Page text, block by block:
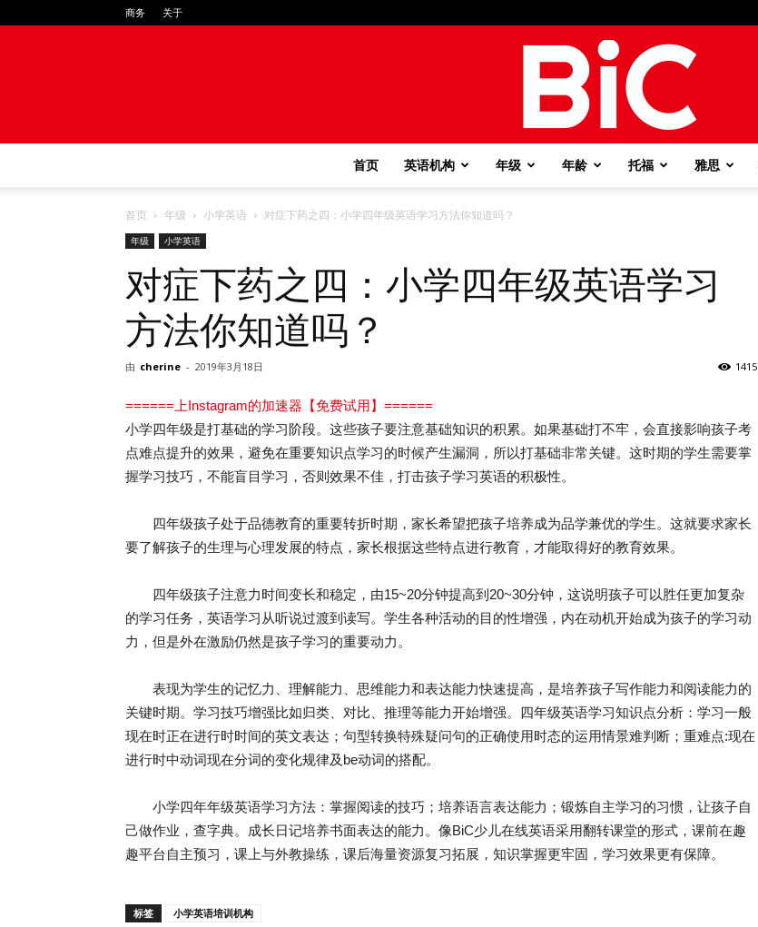
商务 关于
首页 英语机构 年级 年龄 托福 雅思
首页 年级 小学英语 对症下药之四：小学四年级英语学习方法你知道吗？
年级 小学英语
对症下药之四：小学四年级英语学习
方法你知道吗？
由 cherine - 2019年3月18日 1415
======上Instagram的加速器【免费试用】======
小学四年级是打基础的学习阶段。这些孩子要注意基础知识的积累。如果基础打不牢，会直接影响孩子考
点难点提升的效果，避免在重要知识点学习的时候产生漏洞，所以打基础非常关键。这时期的学生需要掌
握学习技巧，不能盲目学习，否则效果不佳，打击孩子学习英语的积极性。
四年级孩子处于品德教育的重要转折时期，家长希望把孩子培养成为品学兼优的学生。这就要求家长
要了解孩子的生理与心理发展的特点，家长根据这些特点进行教育，才能取得好的教育效果。
四年级孩子注意力时间变长和稳定，由15~20分钟提高到20~30分钟，这说明孩子可以胜任更加复杂
的学习任务，英语学习从听说过渡到读写。学生各种活动的目的性增强，内在动机开始成为孩子的学习动
力，但是外在激励仍然是孩子学习的重要动力。
表现为学生的记忆力、理解能力、思维能力和表达能力快速提高，是培养孩子写作能力和阅读能力的
关键时期。学习技巧增强比如归类、对比、推理等能力开始增强。四年级英语学习知识点分析：学习一般
现在时正在进行时时间的英文表达；句型转换特殊疑问句的正确使用时态的运用情景难判断；重难点:现在
进行时中动词现在分词的变化规律及be动词的搭配。
小学四年年级英语学习方法：掌握阅读的技巧；培养语言表达能力；锻炼自主学习的习惯，让孩子自
己做作业，查字典。成长日记培养书面表达的能力。像BiC少儿在线英语采用翻转课堂的形式，课前在趣
趣平台自主预习，课上与外教操练，课后海量资源复习拓展，知识掌握更牢固，学习效果更有保障。
标签 小学英语培训机构